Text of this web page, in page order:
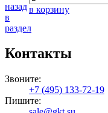
в корзину
назад
в
раздел
Контакты
Звоните:
+7 (495) 133-72-19
Пишите: